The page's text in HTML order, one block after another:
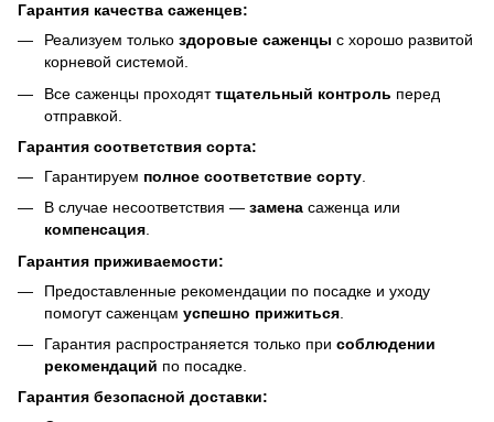
Гарантия качества саженцев:
Реализуем только здоровые саженцы с хорошо развитой
корневой системой.
Все саженцы проходяттщательный контроль перед
отправкой.
Гарантия соответствия сорта:
Гарантируем полное соответствие сорту
В случае несоответствия — замена саженца или
компенсация.
Гарантия приживаемости:
Предоставленные рекомендации по посадке и уходу
помогут саженцам успешно прижиться
Гарантия распространяется только при соблюдении
рекомендаций по посадке.
Гарантия безопасной доставки: